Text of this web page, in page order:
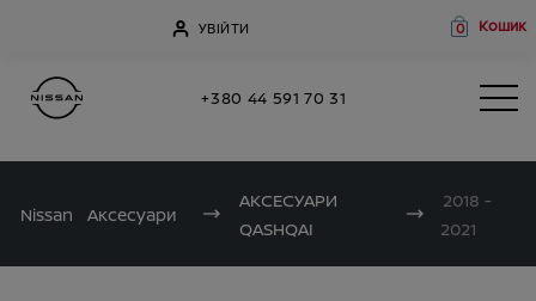
УВІЙТИ 0 Кошик
+380 44 591 70 31
Nissan Аксесуари
АКСЕСУАРИ
QASHQAI
2018 -
2021